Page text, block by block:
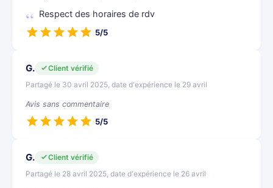
Respect des horaires de rdv
5/5
G.
Client vérifié
Partagé le 30 avril 2025, date d'expérience le 29 avril
Avis sans commentaire
5/5
G.
Client vérifié
Partagé le 28 avril 2025, date d'expérience le 26 avril